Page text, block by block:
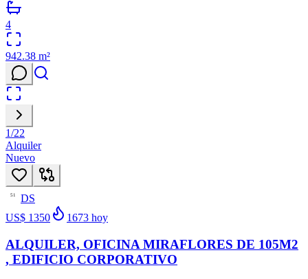
4
942.38 m²
1/22
Alquiler
Nuevo
51
DS
US$ 1350
1673 hoy
ALQUILER, OFICINA MIRAFLORES DE 105M2
, EDIFICIO CORPORATIVO